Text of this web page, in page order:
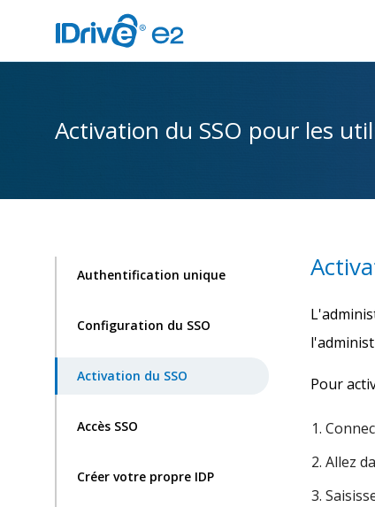
Activation du SSO pour les
Authentification unique
Configuration du SSO
Activation du SSO
Accès SSO
Créer votre propre IDP
Pour
Allez